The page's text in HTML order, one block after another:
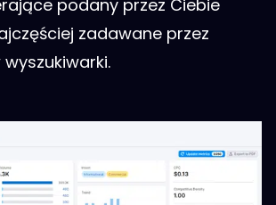
podany przez Ciebie
zadawane przez